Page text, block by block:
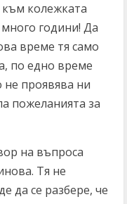
колежката
години! Да
време тя само
по едно време
не проявява ни
пожеланията за
на въпроса
Тя не
да се разбере, че